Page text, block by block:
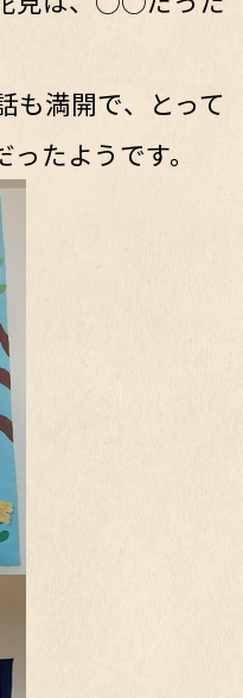
も満開で、とって
たようです。